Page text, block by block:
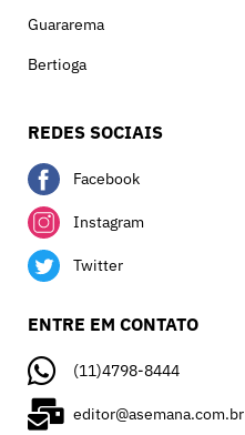
Guararema
Bertioga
REDES SOCIAIS
Facebook
Instagram
Twitter
ENTRE EM CONTATO
(11)4798-8444
editor@asemana.com.br